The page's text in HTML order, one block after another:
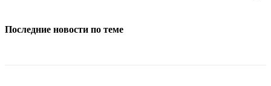
Последние новости по теме